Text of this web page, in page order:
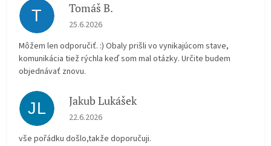
T Tomáš B.
Hodnocení obchodu je 5 z 5 hvězdiček.
25.6.2026
Môžem len odporučiť. :) Obaly prišli vo vynikajúcom stave,
komunikácia tiež rýchla keď som mal otázky. Určite budem
objednávať znovu.
JL Jakub Lukášek
Hodnocení obchodu je 5 z 5 hvězdiček.
22.6.2026
vše pořádku došlo,takže doporučuji.